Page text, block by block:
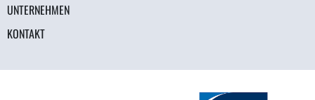
UNTERNEHMEN
KONTAKT